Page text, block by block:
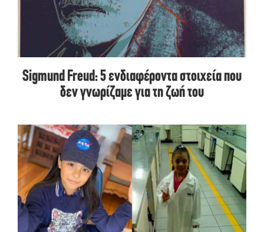
Sigmund Freud: 5 ενδιαφέροντα στοιχεία που
δεν γνωρίζαμε για τη ζωή του